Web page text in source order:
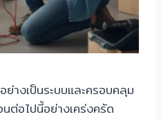
ย่างเป็นระบบและครอบคลุม
อไปนี้อย่างเคร่งครัด